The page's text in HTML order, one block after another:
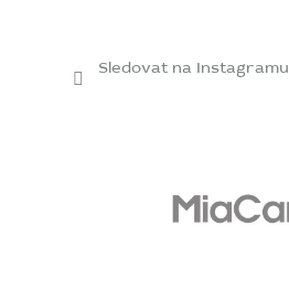
Sledovat na Instagramu